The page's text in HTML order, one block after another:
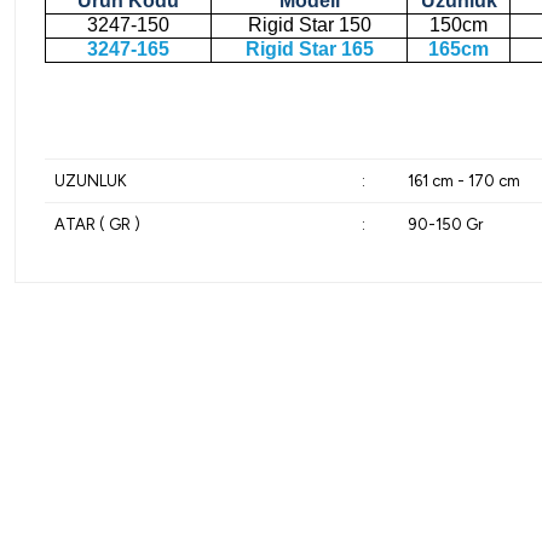
3247-150
Rigid Star 150 150cm
3247-165
Rigid Star 165 165cm
UZUNLUK : 161 cm - 170 cm
ATAR ( GR ) : 90-150 Gr